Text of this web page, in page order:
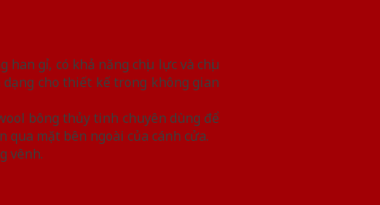
gỉ, có khả năng chịu lực và chịu
cho thiết kế trong không gian
bông thủy tinh chuyên dùng để
qua mặt bên ngoài của cánh cửa.
vênh.